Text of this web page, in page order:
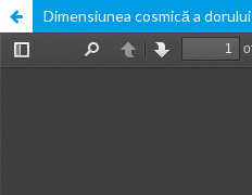
Dimensiunea cosmică a dorului